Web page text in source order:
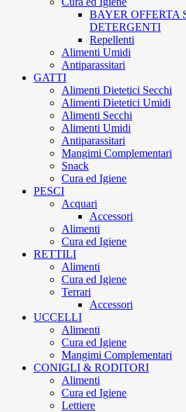
BAYER OFFERTA
DETERGENTI
Repellenti
Alimenti Umidi
Antiparassitari
GATTI
Alimenti Dietetici Secchi
Alimenti Dietetici Umidi
Alimenti Secchi
Alimenti Umidi
Antiparassitari
Mangimi Complementari
Snack
Cura ed Igiene
PESCI
Acquari
Accessori
Alimenti
Cura ed Igiene
RETTILI
Alimenti
Cura ed Igiene
Terrari
Accessori
UCCELLI
Alimenti
Cura ed Igiene
Mangimi Complementari
CONIGLI & RODITORI
Alimenti
Cura ed Igiene
Lettiere